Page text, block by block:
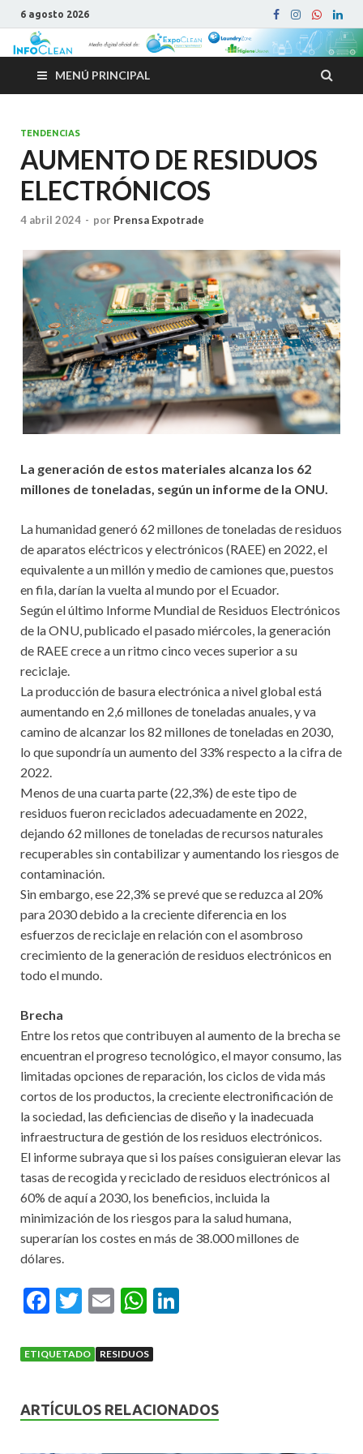
6 agosto 2026
MENÚ PRINCIPAL
TENDENCIAS
AUMENTO DE RESIDUOS
ELECTRÓNICOS
4 abril 2024 - por Prensa Expotrade
La generación de estos materiales alcanza los 62
millones de toneladas, según un informe de la ONU.
La humanidad generó 62 millones de toneladas de residuos
de aparatos eléctricos y electrónicos (RAEE) en 2022, el
equivalente a un millón y medio de camiones que, puestos
en fila, darían la vuelta al mundo por el Ecuador.
Según el último Informe Mundial de Residuos Electrónicos
de la ONU, publicado el pasado miércoles, la generación
de RAEE crece a un ritmo cinco veces superior a su
reciclaje.
La producción de basura electrónica a nivel global está
aumentando en 2,6 millones de toneladas anuales, y va
camino de alcanzar los 82 millones de toneladas en 2030,
lo que supondría un aumento del 33% respecto a la cifra de
2022.
Menos de una cuarta parte (22,3%) de este tipo de
residuos fueron reciclados adecuadamente en 2022,
dejando 62 millones de toneladas de recursos naturales
recuperables sin contabilizar y aumentando los riesgos de
contaminación.
Sin embargo, ese 22,3% se prevé que se reduzca al 20%
para 2030 debido a la creciente diferencia en los
esfuerzos de reciclaje en relación con el asombroso
crecimiento de la generación de residuos electrónicos en
todo el mundo.
Brecha
Entre los retos que contribuyen al aumento de la brecha se
encuentran el progreso tecnológico, el mayor consumo, las
limitadas opciones de reparación, los ciclos de vida más
cortos de los productos, la creciente electronificación de
la sociedad, las deficiencias de diseño y la inadecuada
infraestructura de gestión de los residuos electrónicos.
El informe subraya que si los países consiguieran elevar las
tasas de recogida y reciclado de residuos electrónicos al
60% de aquí a 2030, los beneficios, incluida la
minimización de los riesgos para la salud humana,
superarían los costes en más de 38.000 millones de
dólares.
F
e
o
o
T
itt
E
ai
W
at
A
p
n
ETIQUETADO RESIDUOS
ARTÍCULOS RELACIONADOS